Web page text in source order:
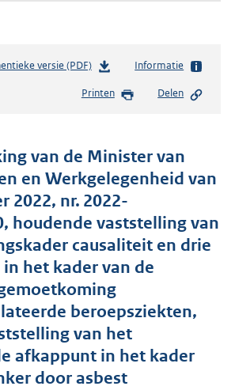
versie (PDF)b
s
n
s
g
o
o
t
t
e
:
2
1
M
Informatie
Printen Delen
van de Minister van
en Werkgelegenheid van
2022, nr. 2022-
houdende vaststelling van
causaliteit en drie
het kader van de
beroepsziekten,
van het
afkappunt in het kader
door asbest